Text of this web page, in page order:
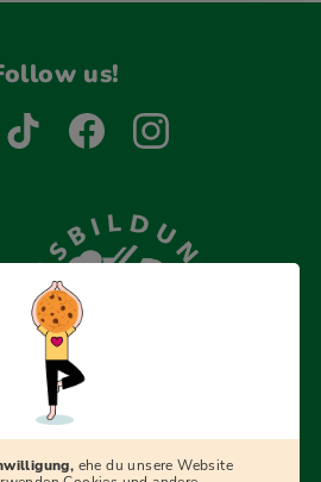
us!
mit Ausbildungspark: Wir
Schritt bei deinem Start in den
ehe du unsere Website